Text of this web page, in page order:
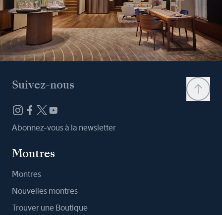
Suivez-nous
Abonnez-vous à la newsletter
Montres
Montres
Nouvelles montres
Trouver une Boutique